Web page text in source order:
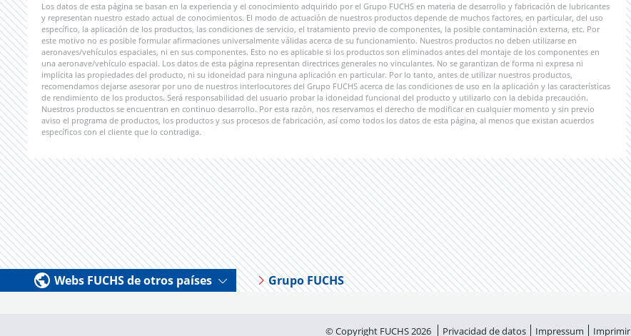
Los datos de esta página se basan en la experiencia y el conocimiento adquirido por el Grupo FUCHS en materia de desarrollo y fabricación de lubricantes
y representan nuestro estado actual de conocimientos. El modo de actuación de nuestros productos depende de muchos factores, en particular, del uso
específico, la aplicación de los productos, las condiciones de servicio, el tratamiento previo de componentes, la posible contaminación externa, etc. Por
este motivo no es posible formular afirmaciones universalmente válidas acerca de su funcionamiento. Nuestros productos no deben utilizarse en
aeronaves/vehículos espaciales, ni en sus componentes. Esto no es aplicable si los productos son eliminados antes del montaje de los componentes en
una aeronave/vehículo espacial. Los datos de esta página representan directrices generales no vinculantes. No se garantizan de forma ni expresa ni
implícita las propiedades del producto, ni su idoneidad para ninguna aplicación en particular. Por lo tanto, antes de utilizar nuestros productos,
recomendamos dejarse asesorar por uno de nuestros interlocutores del Grupo FUCHS acerca de las condiciones de uso en la aplicación y las características
de rendimiento de los productos. Será responsabilidad del usuario probar la idoneidad funcional del producto y utilizarlo con la debida precaución.
Nuestros productos se encuentran en continuo desarrollo. Por esta razón, nos reservamos el derecho de modificar en cualquier momento y sin previo
aviso el programa de productos, los productos y sus procesos de fabricación, así como todos los datos de esta página, al menos que existan acuerdos
específicos con el cliente que lo contradiga.
Webs FUCHS de otros países Grupo FUCHS
© Copyright FUCHS 2026 Privacidad de datos Impressum Imprimir